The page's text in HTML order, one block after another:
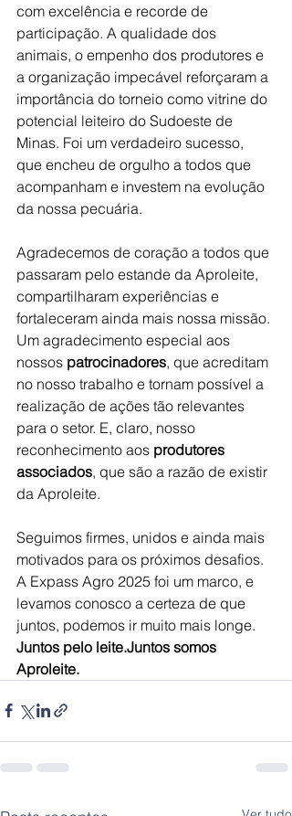
com excelência e recorde de
participação. A qualidade dos
animais, o empenho dos produtores e
a organização impecável reforçaram a
importância do torneio como vitrine do
potencial leiteiro do Sudoeste de
Minas. Foi um verdadeiro sucesso,
que encheu de orgulho a todos que
acompanham e investem na evolução
da nossa pecuária.
Agradecemos de coração a todos que
passaram pelo estande da Aproleite,
compartilharam experiências e
fortaleceram ainda mais nossa missão.
Um agradecimento especial aos
nossos patrocinadores, que acreditam
no nosso trabalho e tornam possível a
realização de ações tão relevantes
para o setor. E, claro, nosso
reconhecimento aos produtores
associados, que são a razão de existir
da Aproleite.
Seguimos firmes, unidos e ainda mais
motivados para os próximos desafios.
A Expass Agro 2025 foi um marco, e
levamos conosco a certeza de que
juntos, podemos ir muito mais longe.
Juntos pelo leite.Juntos somos
Aproleite.